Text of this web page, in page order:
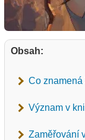
Obsah:
Co
Význam v
Zaměřování